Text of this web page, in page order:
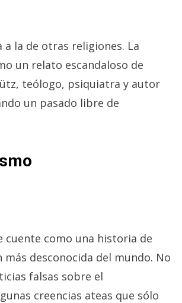
la de otras religiones. La
un relato escandaloso de
teólogo, psiquiatra y autor
un pasado libre de
cuente como una historia de
desconocida del mundo. No
falsas sobre el
creencias ateas que sólo